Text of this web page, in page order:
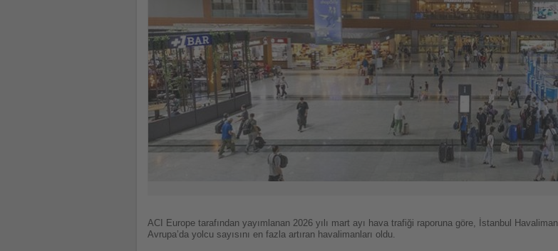
ACI Europe tarafından yayımlanan 2026 yılı mart ayı hava trafiği raporuna göre, İstanbul
Avrupa’da yolcu sayısını en fazla artıran havalimanları oldu.